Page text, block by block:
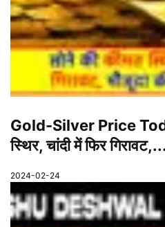
Gold-Silver Price
स्थिर, चांदी में फिर गिरावट,...
2024-02-24